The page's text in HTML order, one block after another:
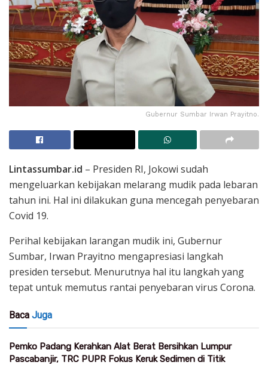
Gubernur Sumbar Irwan Prayitno.
Lintassumbar.id – Presiden RI, Jokowi sudah
mengeluarkan kebijakan melarang mudik pada lebaran
tahun ini. Hal ini dilakukan guna mencegah penyebaran
Covid 19.
Perihal kebijakan larangan mudik ini, Gubernur
Sumbar, Irwan Prayitno mengapresiasi langkah
presiden tersebut. Menurutnya hal itu langkah yang
tepat untuk memutus rantai penyebaran virus Corona.
Baca Juga
Pemko Padang Kerahkan Alat Berat Bersihkan Lumpur
Pascabanjir, TRC PUPR Fokus Keruk Sedimen di Titik